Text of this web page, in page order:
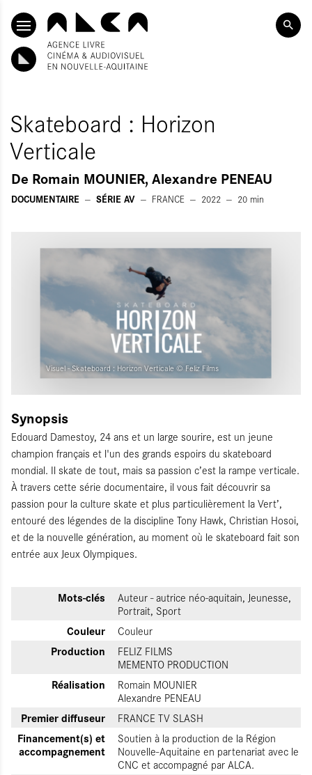
ALLER AU CONTENU PRINCIPAL
Skateboard : Horizon
Verticale
De Romain MOUNIER, Alexandre PENEAU
DOCUMENTAIRE SÉRIE AV FRANCE 2022 20 min
Visuel - Skateboard : Horizon Verticale © Feliz Films
Synopsis
Edouard Damestoy, 24 ans et un large sourire, est un jeune
champion français et l'un des grands espoirs du skateboard
mondial. Il skate de tout, mais sa passion c’est la rampe verticale.
À travers cette série documentaire, il vous fait découvrir sa
passion pour la culture skate et plus particulièrement la Vert’,
entouré des légendes de la discipline Tony Hawk, Christian Hosoi,
et de la nouvelle génération, au moment où le skateboard fait son
entrée aux Jeux Olympiques.
Mots-clés
Auteur - autrice néo-aquitain, Jeunesse,
Portrait, Sport
Couleur Couleur
Production
FELIZ FILMS
MEMENTO PRODUCTION
Réalisation
Romain MOUNIER
Alexandre PENEAU
Premier diffuseur FRANCE TV SLASH
Financement(s) et
accompagnement
Soutien à la production de la Région
Nouvelle-Aquitaine en partenariat avec le
CNC et accompagné par ALCA.